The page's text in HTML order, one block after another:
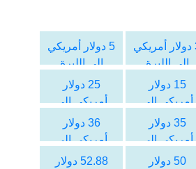
3 دولار أمريكي
الى الليرة
التركية
5 دولار أمريكي
الى الليرة
التركية
15 دولار
أمريكي الى
الليرة التركية
25 دولار
أمريكي الى
الليرة التركية
35 دولار
أمريكي الى
الليرة التركية
36 دولار
أمريكي الى
الليرة التركية
50 دولار
52.88 دولار